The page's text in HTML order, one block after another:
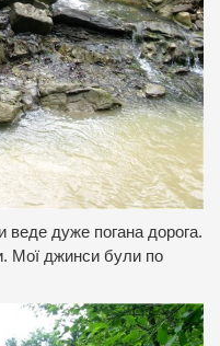
веде дуже погана дорога.
Мої джинси були по